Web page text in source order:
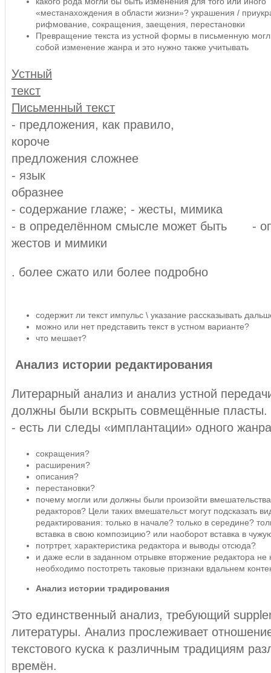
«местанахождения в области жизни»? украшения /
рифмование, сокращения, заещения, перестановки
Превращение текста из устной формы в письменную
собой изменение жанра и это нужно также учитывать
Устный
текст
Письменный текст
- предложения, как правило,
короче
предложения сложнее
- язык
- содержание глаже; - жесты, мимика
- в определённом смысле может быть -
жестов и мимики
. более сжато или более подробно
содержит ли текст импульс \ указание рассказывать
можно или нет представить текст в устном варианте?
что мешает?
Анализ истории редактирования
Литерарный анализ и анализ устной
должны были вскрыть совмещённые пласты.
- есть ли следы «имплантации» одного
сокращения?
расширения?
описания?
перестановки?
почему могли или должны были произойти
редакторов? Цели таких вмешательст могут подсказать
редактирования: только в начале? только в середине?
вставка в свою композицию? или наоборот вставка в
потртрет, характеристика редактора и выводы отсюда?
и даже если в заданном отрывке вторжение редактора не
необходимо постотреть таковые признаки вдальнем
Анализ истории традирования
Это единственный анализ, требующий
литературы. Анализ прослеживает
текстового куска к различным традициям
времён.